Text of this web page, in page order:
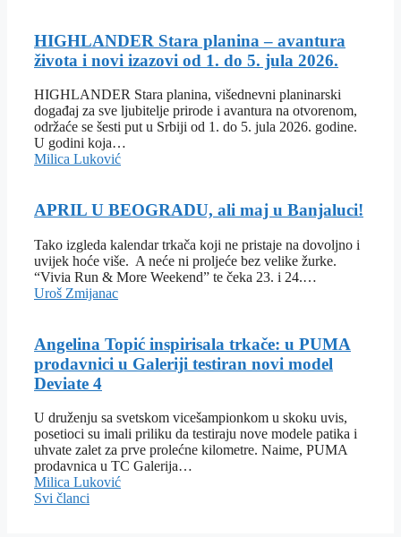
HIGHLANDER Stara planina – avantura
života i novi izazovi od 1. do 5. jula 2026.
HIGHLANDER Stara planina, višednevni planinarski
događaj za sve ljubitelje prirode i avantura na otvorenom,
održaće se šesti put u Srbiji od 1. do 5. jula 2026. godine.
U godini koja…
Milica Luković
APRIL U BEOGRADU, ali maj u Banjaluci!
Tako izgleda kalendar trkača koji ne pristaje na dovoljno i
uvijek hoće više. A neće ni proljeće bez velike žurke.
“Vivia Run & More Weekend” te čeka 23. i 24.…
Uroš Zmijanac
Angelina Topić inspirisala trkače: u PUMA
prodavnici u Galeriji testiran novi model
Deviate 4
U druženju sa svetskom vicešampionkom u skoku uvis,
posetioci su imali priliku da testiraju nove modele patika i
uhvate zalet za prve prolećne kilometre. Naime, PUMA
prodavnica u TC Galerija…
Milica Luković
Svi članci